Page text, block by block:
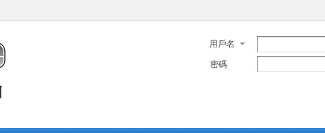
用戶名
密碼